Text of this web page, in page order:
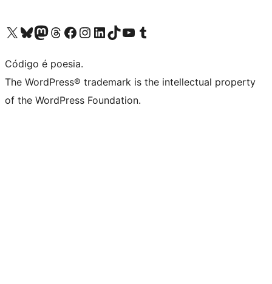
Visite a nossa conta X (antigo Twitter)
Visit our Bluesky account
Visit our Mastodon account
Visit our Threads account
Visite a nossa página do Facebook
Visite a nossa conta no Instagram
Visite a nossa conta no LinkedIn
Visit our TikTok account
Visit our YouTube channel
Visit our Tumblr account
Código é poesia.
The WordPress® trademark is the intellectual property
of the WordPress Foundation.